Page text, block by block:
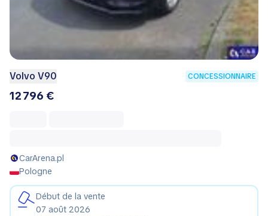
Volvo V90 CONCESSIONNAIRE
12 796 €
CarArena.pl
Pologne
Début de la vente
07 août 2026